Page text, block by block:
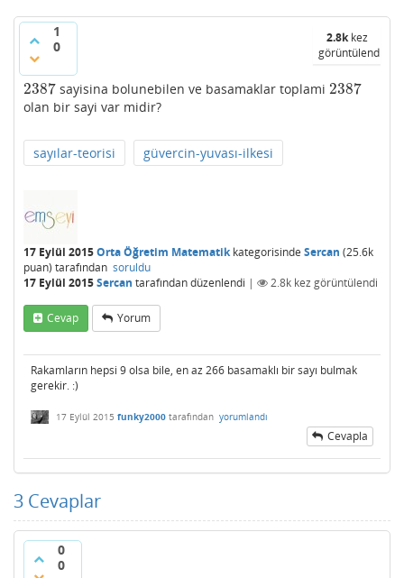
1
0
2.8kkez
görüntülendi
2387
2387 sayisina bolunebilen ve basamaklar toplami 2387
2387
olan bir sayi var midir?
sayılar-teorisi güvercin-yuvası-ilkesi
17 Eylül 2015Orta Öğretim Matematikkategorisinde Sercan (25.6k
puan) tarafından soruldu
17 Eylül 2015Sercan tarafındandüzenlendi | 2.8k kez görüntülendi
Cevap Yorum
Rakamların hepsi 9 olsa bile, en az 266 basamaklı bir sayı bulmak
gerekir. :)
17 Eylül 2015 funky2000 tarafından yorumlandı
Cevapla
3 Cevaplar
0
0